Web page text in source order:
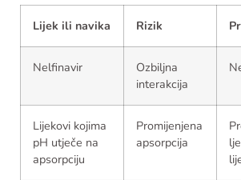
Lijek ili navika Rizik
Nelfinavir
Ozbiljna
interakcija
Lijekovi kojima
pH utječe na
apsorpciju
Promijenjena
apsorpcija